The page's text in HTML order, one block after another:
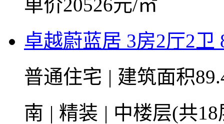
单价20526元/㎡
卓越蔚蓝居 3房2厅2卫
普通住宅 | 建筑面积
南 | 精装 | 中楼层(共